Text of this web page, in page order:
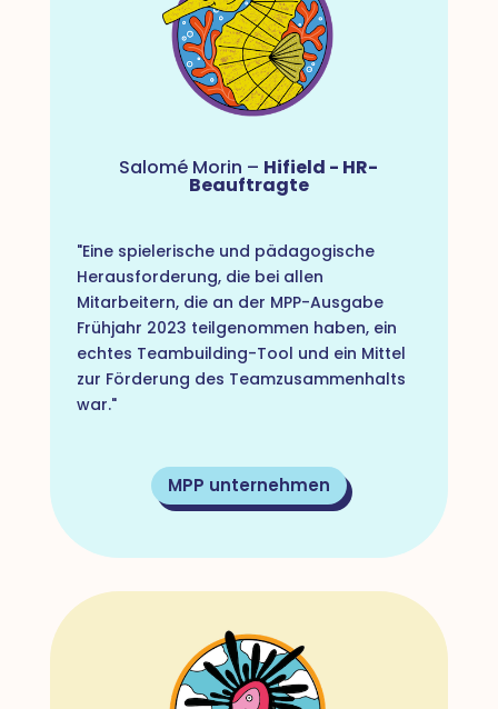
Salomé Morin – Hifield - HR-
Beauftragte
"Eine spielerische und pädagogische
Herausforderung, die bei allen
Mitarbeitern, die an der MPP-Ausgabe
Frühjahr 2023 teilgenommen haben, ein
echtes Teambuilding-Tool und ein Mittel
zur Förderung des Teamzusammenhalts
war."
MPP unternehmen